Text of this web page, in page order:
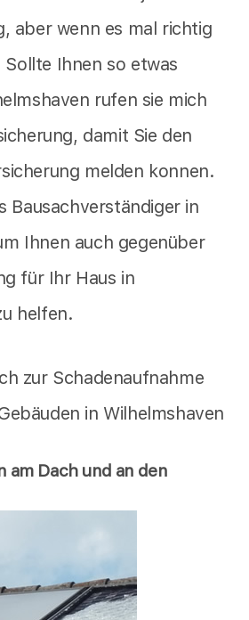
aber wenn es mal richtig
Ihnen so etwas
rufen sie mich
damit Sie den
melden konnen.
Bausachverständiger in
Ihnen auch gegenüber
für Ihr Haus in
helfen.
zur Schadenaufnahme
in Wilhelmshaven
am Dach und an den